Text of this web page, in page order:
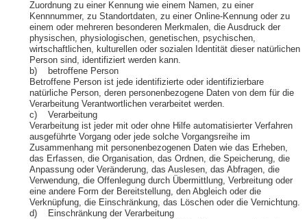
Zuordnung zu einer Kennung wie einem Namen, zu einer
Kennnummer, zu Standortdaten, zu einer Online-Kennung oder zu
einem oder mehreren besonderen Merkmalen, die Ausdruck der
physischen, physiologischen, genetischen, psychischen,
wirtschaftlichen, kulturellen oder sozialen Identität dieser natürlichen
Person sind, identifiziert werden kann.
b) betroffene Person
Betroffene Person ist jede identifizierte oder identifizierbare
natürliche Person, deren personenbezogene Daten von dem für die
Verarbeitung Verantwortlichen verarbeitet werden.
c) Verarbeitung
Verarbeitung ist jeder mit oder ohne Hilfe automatisierter Verfahren
ausgeführte Vorgang oder jede solche Vorgangsreihe im
Zusammenhang mit personenbezogenen Daten wie das Erheben,
das Erfassen, die Organisation, das Ordnen, die Speicherung, die
Anpassung oder Veränderung, das Auslesen, das Abfragen, die
Verwendung, die Offenlegung durch Übermittlung, Verbreitung oder
eine andere Form der Bereitstellung, den Abgleich oder die
Verknüpfung, die Einschränkung, das Löschen oder die Vernichtung.
d) Einschränkung der Verarbeitung